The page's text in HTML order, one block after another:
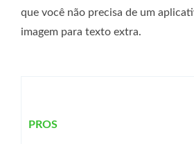
que você não precisa de um
imagem para texto extra.
PROS